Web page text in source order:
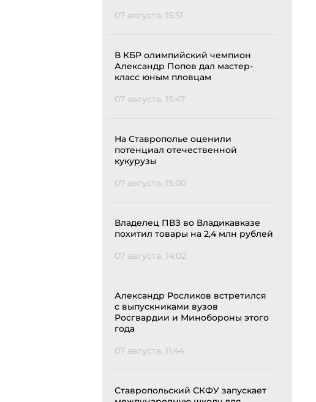
07 августа, 15:51
В КБР олимпийский чемпион
Александр Попов дал мастер-
класс юным пловцам
07 августа, 15:47
На Ставрополье оценили
потенциал отечественной
кукурузы
07 августа, 15:00
Владелец ПВЗ во Владикавказе
похитил товары на 2,4 млн рублей
07 августа, 14:02
Александр Росликов встретился
с выпускниками вузов
Росгвардии и Минобороны этого
года
07 августа, 11:44
Ставропольский СКФУ запускает